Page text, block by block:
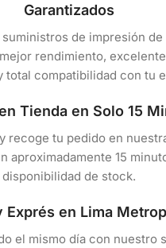
Garantizados
de impresión de
rendimiento,
total compatibilidad con tu
Tienda en Solo 15
recoge tu pedido en
aproximadamente 15
disponibilidad de stock.
Exprés en Lima
el mismo día con nuestro